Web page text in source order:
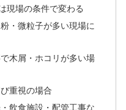
現場の条件で変わる
・微粒子が多い現場に
木屑・ホコリが多い場
重視の場合
飲食施設・配管工事な